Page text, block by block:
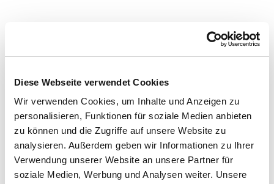
Diese Webseite verwendet Cookies
Wir verwenden Cookies, um Inhalte und Anzeigen zu
personalisieren, Funktionen für soziale Medien anbieten
zu können und die Zugriffe auf unsere Website zu
analysieren. Außerdem geben wir Informationen zu Ihrer
Verwendung unserer Website an unsere Partner für
soziale Medien, Werbung und Analysen weiter. Unsere